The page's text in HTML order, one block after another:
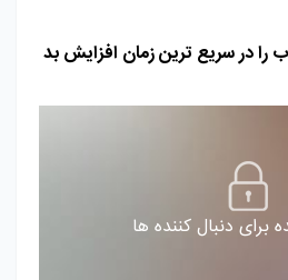
را در سریع ترین زمان افزایش بد
برای دنبال کننده ها